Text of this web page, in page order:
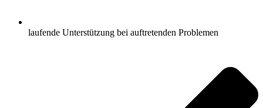
laufende Unterstützung bei auftretenden Problemen